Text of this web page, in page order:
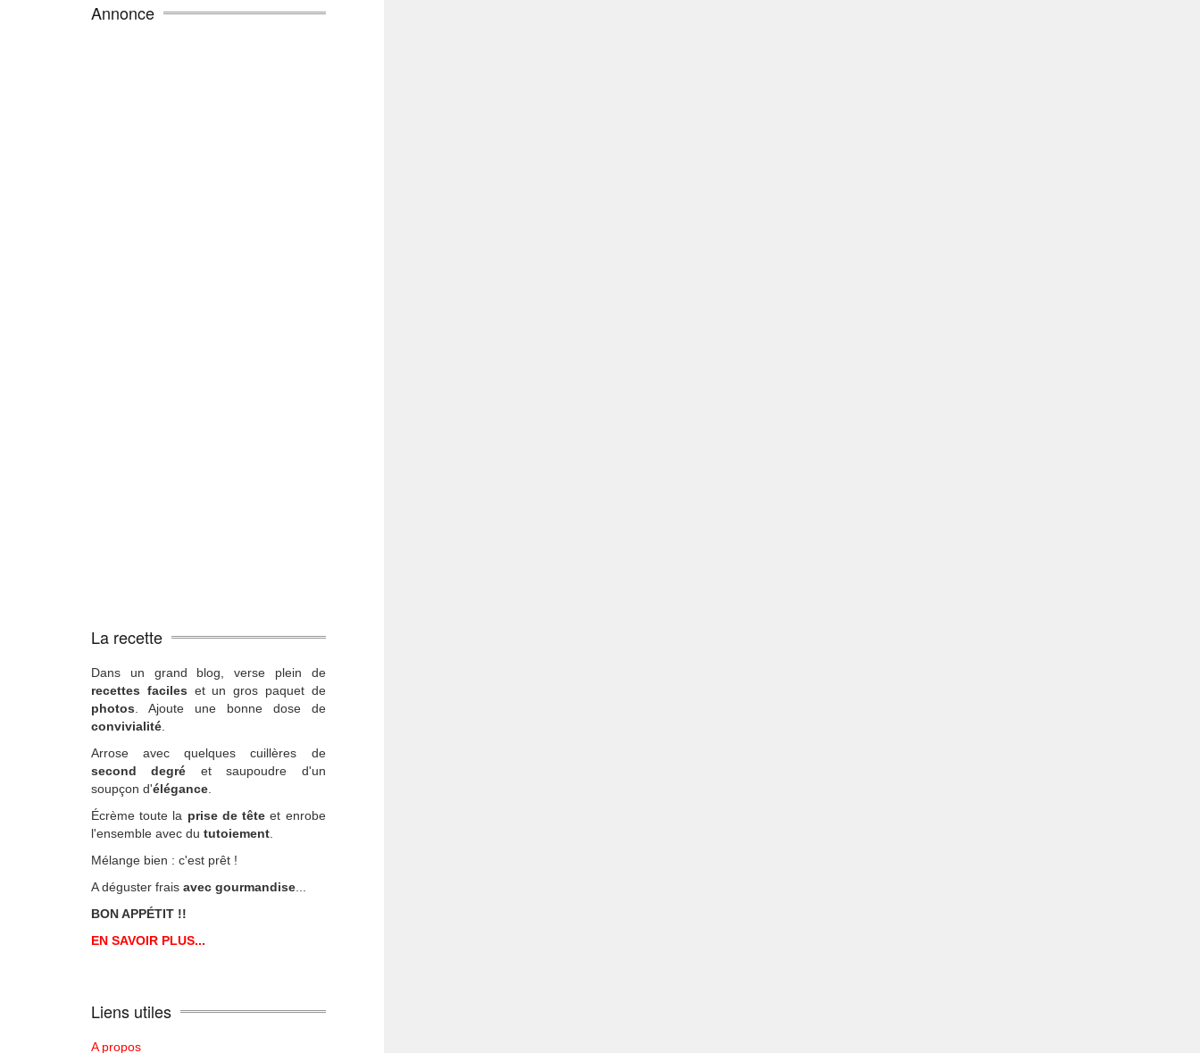
Annonce
La recette
Dans un grand blog, verse plein de
recettes faciles et un gros paquet de
photos . Ajoute une bonne dose de
convivialité
Arrose avec quelques cuillères de
second degré et saupoudre d'un
soupçon d'élégance
Écrème toute la prise de tête et enrobe
l'ensemble avec du tutoiement
Mélange bien : c'est prêt !
A déguster frais avec gourmandise
BON APPÉTIT !!
EN SAVOIR PLUS...
Liens utiles
A propos